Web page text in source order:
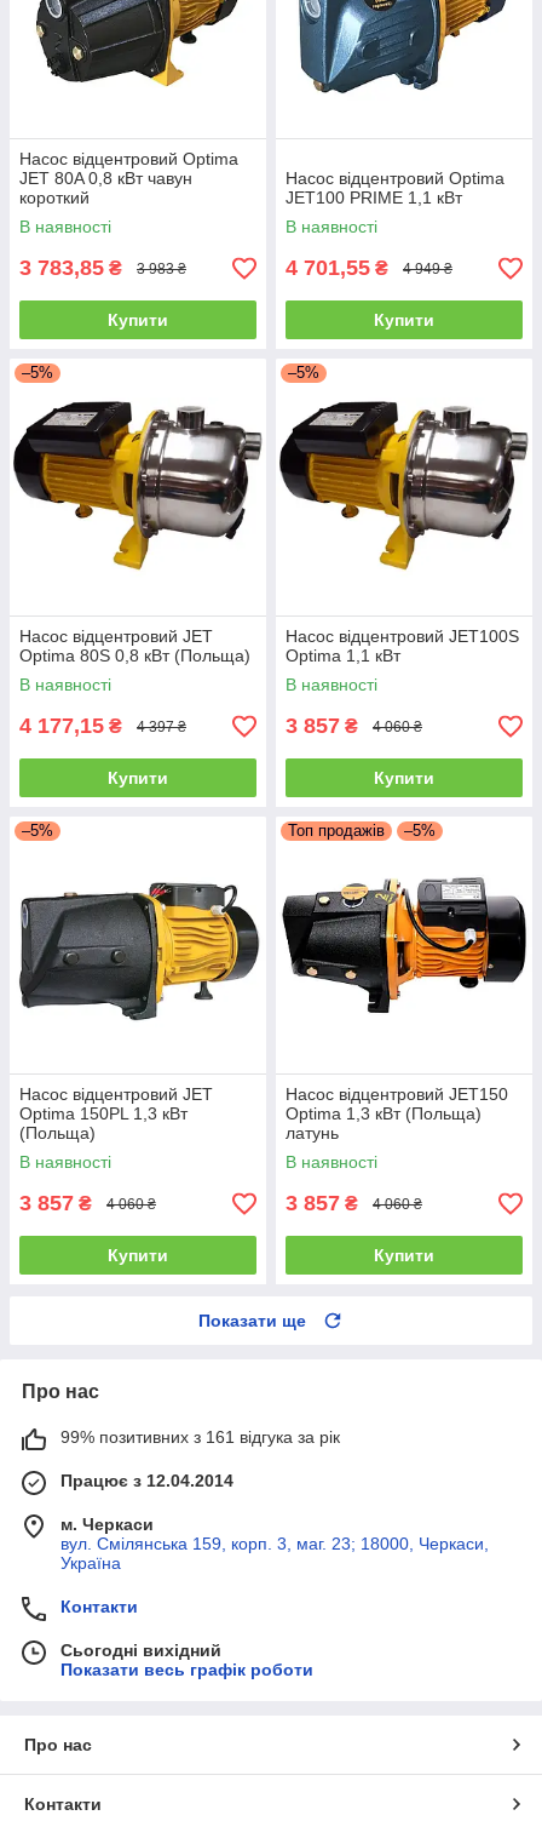
Насос відцентровий Optima
JET 80A 0,8 кВт чавун
короткий
В наявності
3 783,85 ₴ 3 983 ₴
Купити
Насос відцентровий Optima
JET100 PRIME 1,1 кВт
В наявності
4 701,55 ₴ 4 949 ₴
Купити
–5%
Насос відцентровий JET
Optima 80S 0,8 кВт (Польща)
В наявності
4 177,15 ₴ 4 397 ₴
Купити
–5%
Насос відцентровий JET100S
Optima 1,1 кВт
В наявності
3 857 ₴ 4 060 ₴
Купити
–5%
Насос відцентровий JET
Optima 150PL 1,3 кВт
(Польща)
В наявності
3 857 ₴ 4 060 ₴
Купити
Топ продажів –5%
Насос відцентровий JET150
Optima 1,3 кВт (Польща)
латунь
В наявності
3 857 ₴ 4 060 ₴
Купити
Показати ще
Про нас
99% позитивних з 161 відгука за рік
Працює з 12.04.2014
м. Черкаси
вул. Смілянська 159, корп. 3, маг. 23; 18000, Черкаси,
Україна
Контакти
Сьогодні вихідний
Показати весь графік роботи
Про нас
Контакти